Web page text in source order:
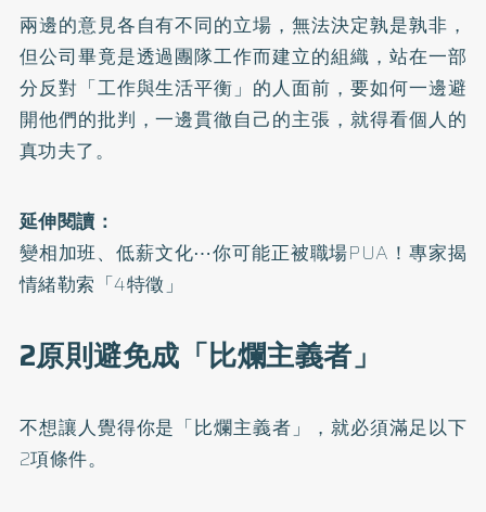
兩邊的意見各自有不同的立場，無法決定孰是孰非，
但公司畢竟是透過團隊工作而建立的組織，站在一部
分反對「工作與生活平衡」的人面前，要如何一邊避
開他們的批判，一邊貫徹自己的主張，就得看個人的
真功夫了。
延伸閱讀：
變相加班、低薪文化⋯你可能正被職場PUA！專家揭
情緒勒索「4特徵」
2原則避免成「比爛主義者」
不想讓人覺得你是「比爛主義者」，就必須滿足以下
2項條件。